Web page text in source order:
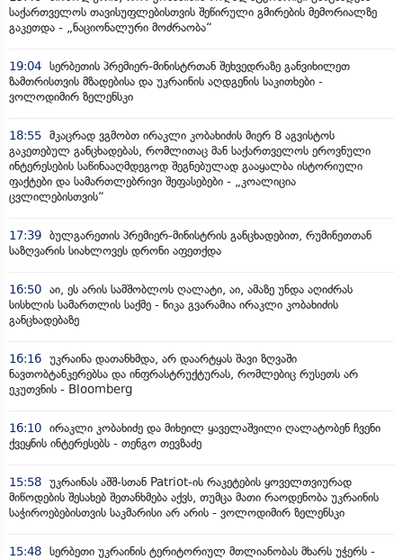
საქართველოს თავისუფლებისთვის შეწირული გმირების მემორიალზე
გაკეთდა - „ნაციონალური მოძრაობა“
19:04 სერბეთის პრემიერ-მინისტრთან შეხვედრაზე განვიხილეთ
ზამთრისთვის მზადებისა და უკრაინის აღდგენის საკითხები -
ვოლოდიმირ ზელენსკი
18:55 მკაცრად ვგმობთ ირაკლი კობახიძის მიერ 8 აგვისტოს
გაკეთებულ განცხადებას, რომლითაც მან საქართველოს ეროვნული
ინტერესების საწინააღმდეგოდ შეგნებულად გააყალბა ისტორიული
ფაქტები და სამართლებრივი შეფასებები - „კოალიცია
ცვლილებისთვის“
17:39 ბულგარეთის პრემიერ-მინისტრის განცხადებით, რუმინეთთან
საზღვარის სიახლოვეს დრონი აფეთქდა
16:50 აი, ეს არის სამშობლოს ღალატი, აი, ამაზე უნდა აღიძრას
სისხლის სამართლის საქმე - ნიკა გვარამია ირაკლი კობახიძის
განცხადებაზე
16:16 უკრაინა დათანხმდა, არ დაარტყას შავი ზღვაში
ნავთობტანკერებსა და ინფრასტრუქტურას, რომლებიც რუსეთს არ
ეკუთვნის - Bloomberg
16:10 ირაკლი კობახიძე და მიხეილ ყაველაშვილი ღალატობენ ჩვენი
ქვეყნის ინტერესებს - თენგო თევზაძე
15:58 უკრაინას აშშ-სთან Patriot-ის რაკეტების ყოველთვიურად
მიწოდების შესახებ შეთანხმება აქვს, თუმცა მათი რაოდენობა უკრაინის
საჭიროებებისთვის საკმარისი არ არის - ვოლოდიმირ ზელენსკი
15:48 სერბეთი უკრაინის ტერიტორიულ მთლიანობას მხარს უჭერს -